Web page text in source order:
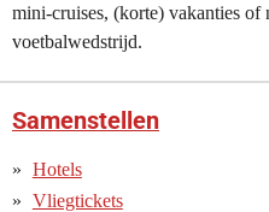
mini-cruises, (korte) vakanties of
voetbalwedstrijd.
Samenstellen
Hotels
Vliegtickets